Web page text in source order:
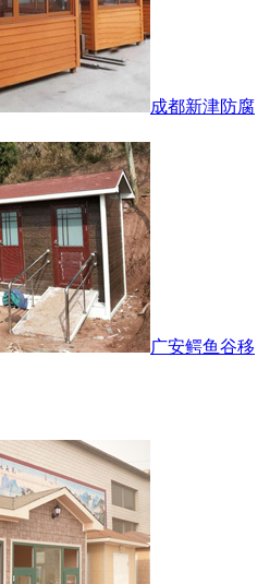
成都新津防腐
广安鳄鱼谷移